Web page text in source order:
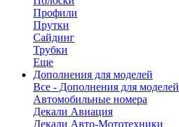
Профили
Прутки
Сайдинг
Трубки
Еще
Дополнения для моделей
Все - Дополнения для моделей
Автомобильные номера
Декали Авиация
Декали Авто-Мототехники